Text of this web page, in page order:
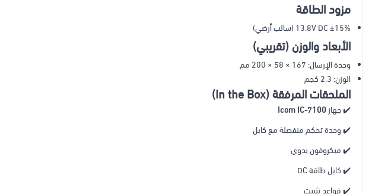
مزود الطاقة
13.8V DC ±15% (سالب أرضي)
الأبعاد والوزن (تقريبي)
وحدة الإرسال: 167 × 58 × 200 مم
الوزن: 2.3 كجم
الملحقات المرفقة (In the Box)
✔️ جهازIcom IC-7100
✔️ وحدة تحكم منفصلة مع كابل
✔️ ميكروفون يدوي
✔️ كابل طاقة DC
✔️ قواعد تثبيت